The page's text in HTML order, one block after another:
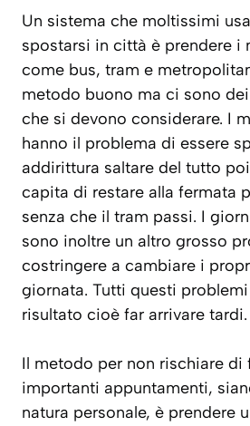
Un sistema che moltissimi
spostarsi in città è prendere i
come bus, tram e
metodo buono ma ci sono
che si devono considerare. I
hanno il problema di essere
addirittura saltare del tutto
capita di restare alla fermata
senza che il tram passi. I
sono inoltre un altro grosso
costringere a cambiare i
giornata. Tutti questi
risultato cioè far arrivare tardi.
Il metodo per non rischiare di
importanti appuntamenti,
natura personale, è prendere